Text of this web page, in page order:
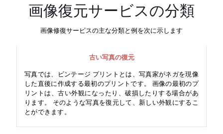
画像復元サービスの分類
画像修復サービスの主な分類と例を次に示します
古い写真の復元
写真では、ビンテージ プリントとは、写真家がネガを現像
した直後に作成する最初のプリントです。 画像の最初のプ
リントは、古い外観になったり、破損したりする場合があ
ります。 そのような写真を復元して、新しい外観にするこ
とができます。